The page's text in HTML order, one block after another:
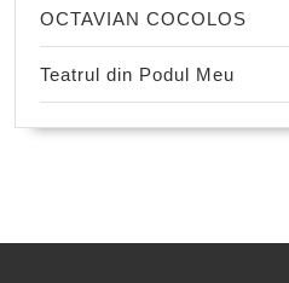
OCTAVIAN COCOLOS
Teatrul din Podul Meu